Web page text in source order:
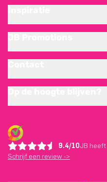
9.4/10JB
Schrijf een review ->